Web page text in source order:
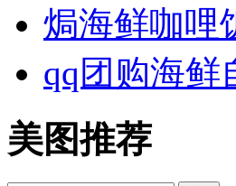
焗海鲜咖哩
qq团购海鲜
美图推荐